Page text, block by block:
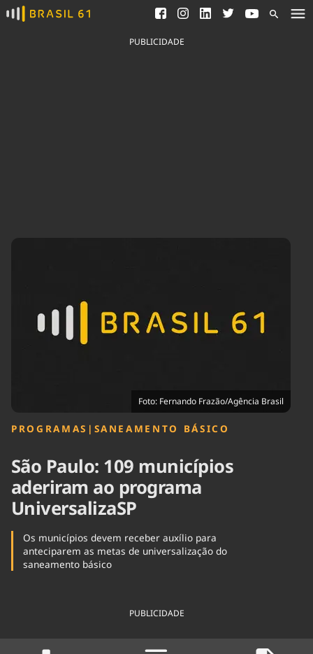
Ver todas as notícias
Saneamento
Indicadores
Tecnologia
Cinema
Infraestrutura
Internacional
PUBLICIDADE
Foto: Fernando Frazão/Agência Brasil
PROGRAMAS | SANEAMENTO BÁSICO
São Paulo: 109 municípios
aderiram ao programa
UniversalizaSP
Os municípios devem receber auxílio para
anteciparem as metas de universalização do
saneamento básico
PUBLICIDADE